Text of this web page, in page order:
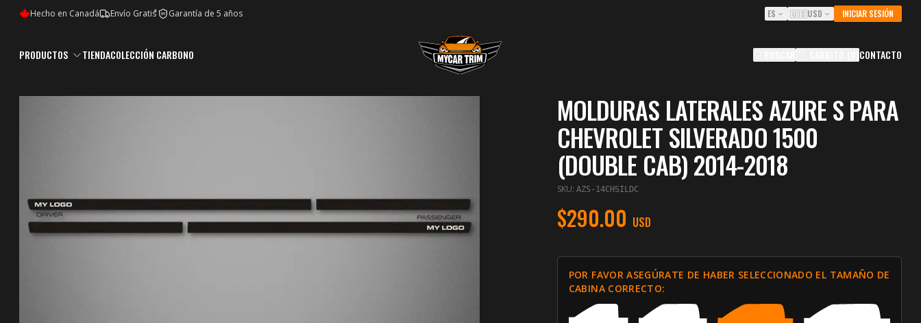
Hecho en Canadá Envío Gratis* 5Y Garantía de 5 años ES 🇺🇸USD INICIAR SESIÓN
PRODUCTOS TIENDACOLECCIÓN CARBONO CONTACTO
MOLDURAS LATERALES AZURE S PARA
CHEVROLET SILVERADO 1500
(DOUBLE CAB) 2014-2018
SKU: AZS-14CHSILDC
$290.00 USD
POR FAVOR ASEGÚRATE DE HABER SELECCIONADO EL TAMAÑO DE
CABINA CORRECTO: